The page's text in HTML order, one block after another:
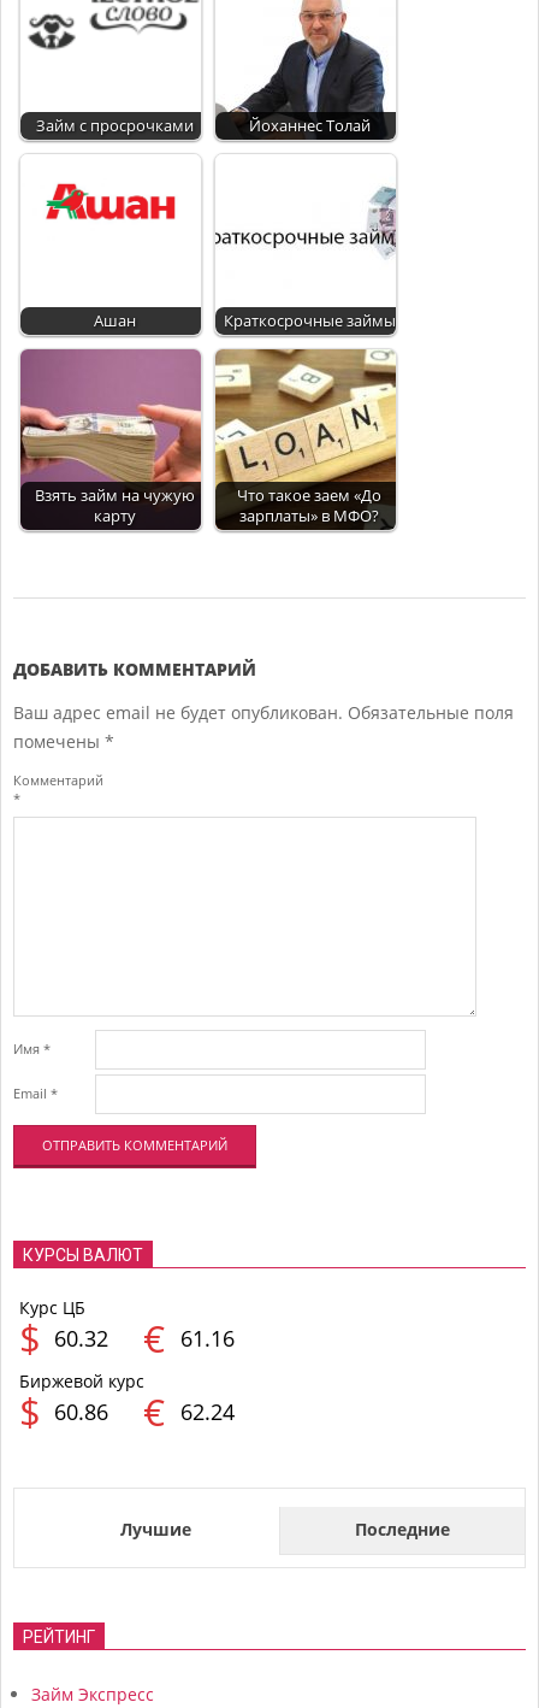
Займ с просрочками Йоханнес Толай
Ашан Краткосрочные займы
Взять займ на чужую
карту
Что такое заем «До
зарплаты» в МФО?
27
ДОБАВИТЬ КОММЕНТАРИЙ
Ваш адрес email не будет опубликован. Обязательные поля
помечены *
Комментарий
*
Имя *
Email *
КУРСЫ ВАЛЮТ
Курс ЦБ
$ 60.32 € 61.16
Биржевой курс
$ 60.86 € 62.24
Лучшие Последние
РЕЙТИНГ
Займ Экспресс